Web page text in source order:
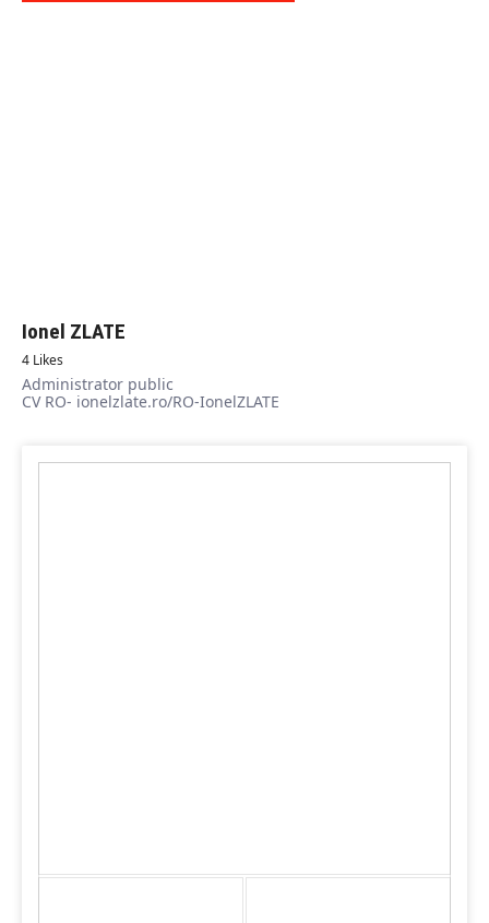
Ionel ZLATE
4 Likes
Administrator public
CV RO- ionelzlate.ro/RO-IonelZLATE